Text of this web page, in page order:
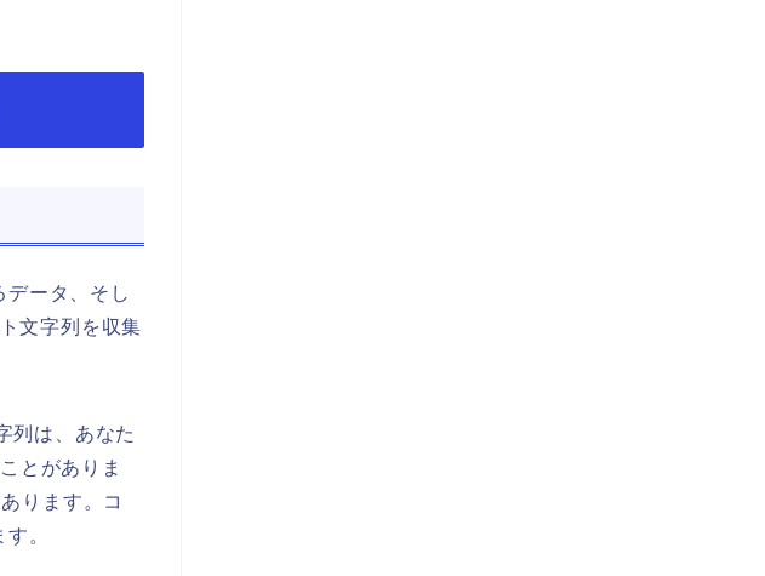
ータ、そし
文字列を収集
列は、あなた
とがありま
ります。コ
。